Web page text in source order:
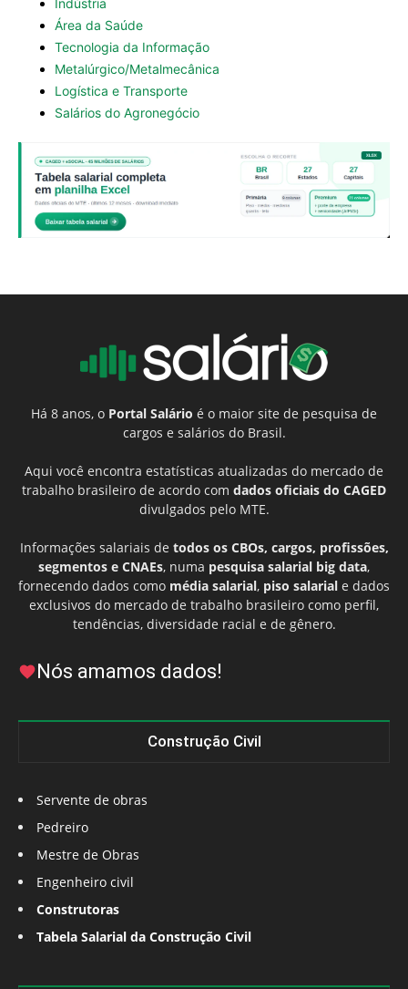
Indústria
Área da Saúde
Tecnologia da Informação
Metalúrgico/Metalmecânica
Logística e Transporte
Salários do Agronegócio
Há 8 anos, o Portal Salário é o maior site de pesquisa de
cargos e salários do Brasil.
Aqui você encontra estatísticas atualizadas do mercado de
trabalho brasileiro de acordo com dados oficiais do CAGED
divulgados pelo MTE.
Informações salariais de todos os CBOs, cargos, profissões,
segmentos e CNAEs, numa pesquisa salarial big data,
fornecendo dados como média salarial, piso salarial e dados
exclusivos do mercado de trabalho brasileiro como perfil,
tendências, diversidade racial e de gênero.
Nós amamos dados!
Construção Civil
Servente de obras
Pedreiro
Mestre de Obras
Engenheiro civil
Construtoras
Tabela Salarial da Construção Civil